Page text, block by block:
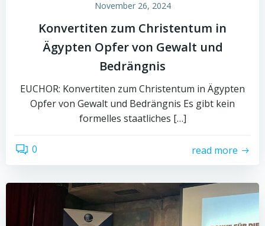
November 26, 2024
Konvertiten zum Christentum in
Ägypten Opfer von Gewalt und
Bedrängnis
EUCHOR: Konvertiten zum Christentum in Ägypten
Opfer von Gewalt und Bedrängnis Es gibt kein
formelles staatliches […]
0 read more